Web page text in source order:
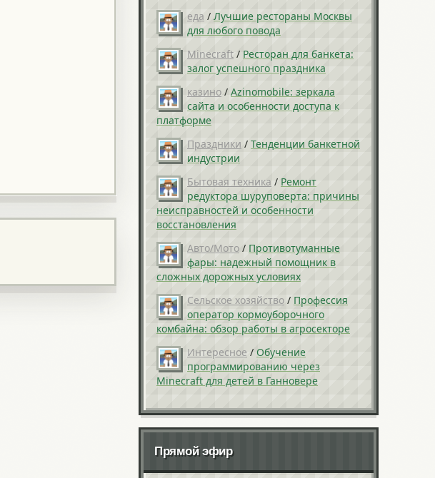
еда / Лучшие рестораны Москвы
для любого повода
Minecraft / Ресторан для банкета:
залог успешного праздника
казино / Azinomobile: зеркала
сайта и особенности доступа к
платформе
Праздники / Тенденции банкетной
индустрии
Бытовая техника / Ремонт
редуктора шуруповерта: причины
неисправностей и особенности
восстановления
Авто/Мото / Противотуманные
фары: надежный помощник в
сложных дорожных условиях
Сельское хозяйство / Профессия
оператор кормоуборочного
комбайна: обзор работы в агросекторе
Интересное / Обучение
программированию через
Minecraft для детей в Ганновере
Прямой эфир